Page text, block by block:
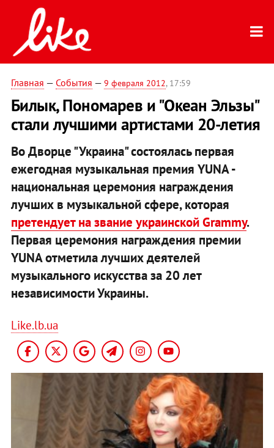
Главная — События — 9 февраля 2012, 17:59
Билык, Пономарев и "Океан Эльзы"
стали лучшими артистами 20-летия
Во Дворце "Украина" состоялась первая
ежегодная музыкальная премия YUNA -
национальная церемония награждения
лучших в музыкальной сфере, которая
претендует на звание украинской Grammy.
Первая церемония награждения премии
YUNA отметила лучших деятелей
музыкального искусства за 20 лет
независимости Украины.
Like.lb.ua